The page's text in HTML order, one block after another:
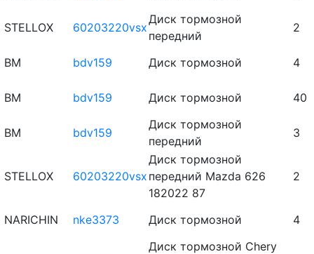
STELLOX 60203220vsx
Диск тормозной
передний
2
BM bdv159 Диск тормозной 4
BM bdv159 Диск тормозной 40
BM bdv159
Диск тормозной
передний
3
STELLOX 60203220vsx
Диск тормозной
передний Mazda 626
182022 87
2
NARICHIN nke3373 Диск тормозной 4
Диск тормозной Chery